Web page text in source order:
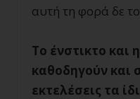
αυτή τη φορά δε
Το ένστικτο και
καθοδηγούν και
εκτελέσεις τα